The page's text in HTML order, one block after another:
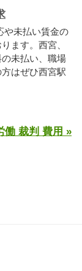
や未払い賃金の
ます。西宮、
未払い、職場
はぜひ西宮駅
働 裁判 費用 »